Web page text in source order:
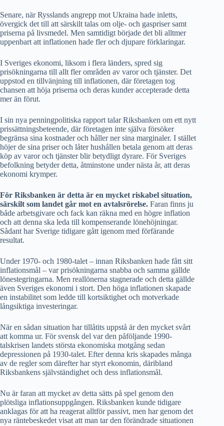
Senare, när Rysslands angrepp mot Ukraina hade inletts,
övergick det till att särskilt talas om olje- och gaspriser samt
priserna på livsmedel. Men samtidigt började det bli alltmer
uppenbart att inflationen hade fler och djupare förklaringar.
I Sveriges ekonomi, liksom i flera länders, spred sig
prisökningarna till allt fler områden av varor och tjänster. Det
uppstod en tillvänjning till inflationen, där företagen tog
chansen att höja priserna och deras kunder accepterade detta
mer än förut.
I sin nya penningpolitiska rapport talar Riksbanken om ett nytt
prissättningsbeteende, där företagen inte själva försöker
begränsa sina kostnader och håller ner sina marginaler. I stället
höjer de sina priser och låter hushållen betala genom att deras
köp av varor och tjänster blir betydligt dyrare. För Sveriges
befolkning betyder detta, åtminstone under nästa år, att deras
ekonomi krymper.
För Riksbanken är detta är en mycket riskabel situation,
särskilt som landet går mot en avtalsrörelse. Faran finns ju
både arbetsgivare och fack kan räkna med en högre inflation
och att denna ska leda till kompenserande lönehöjningar.
Sådant har Sverige tidigare gått igenom med förfärande
resultat.
Under 1970- och 1980-talet – innan Riksbanken hade fått sitt
inflationsmål – var prisökningarna snabba och samma gällde
lönestegringarna. Men reallönerna stagnerade och detta gällde
även Sveriges ekonomi i stort. Den höga inflationen skapade
en instabilitet som ledde till kortsiktighet och motverkade
långsiktiga investeringar.
När en sådan situation har tillåtits uppstå är den mycket svårt
att komma ur. För svensk del var den påföljande 1990-
talskrisen landets största ekonomiska motgång sedan
depressionen på 1930-talet. Efter denna kris skapades många
av de regler som därefter har styrt ekonomin, däribland
Riksbankens självständighet och dess inflationsmål.
Nu är faran att mycket av detta sätts på spel genom den
plötsliga inflationsuppgången. Riksbanken kunde tidigare
anklagas för att ha reagerat alltför passivt, men har genom det
nya räntebeskedet visat att man tar den förändrade situationen